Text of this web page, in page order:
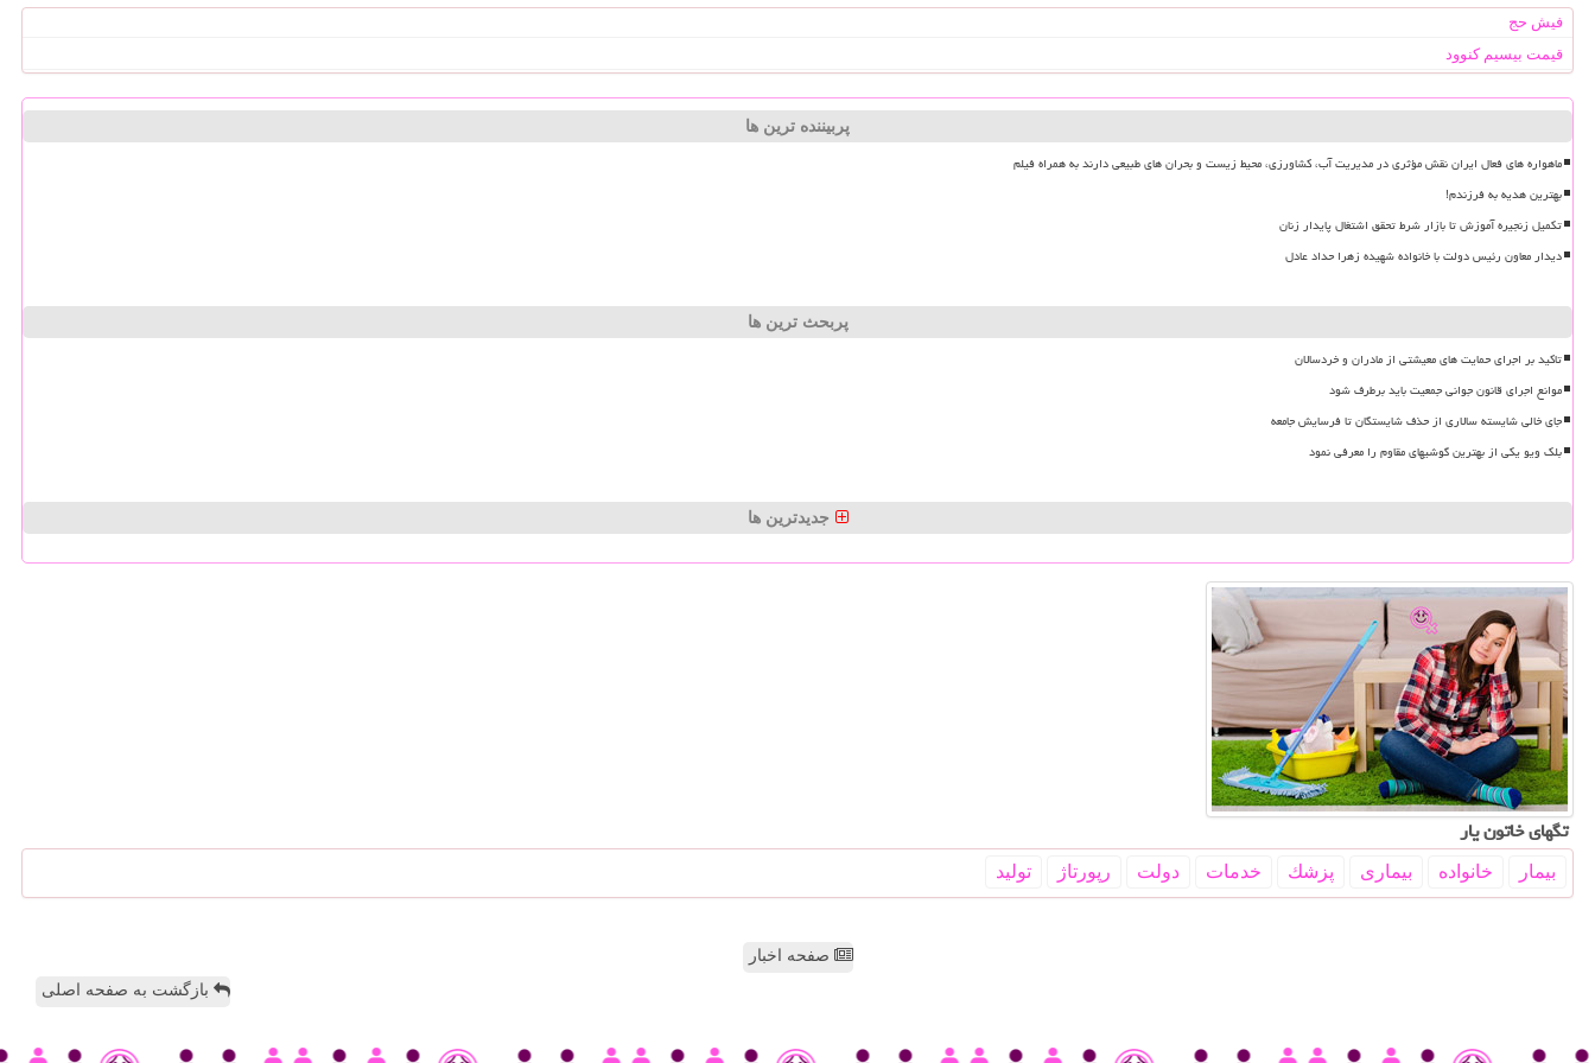
فیش حج
قیمت بیسیم کنوود
پربیننده ترین ها
ماهواره های فعال ایران نقش مؤثری در مدیریت آب، کشاورزی، محیط زیست و بحران های طبیعی دارند به همراه فیلم
بهترین هدیه به فرزندم!
تکمیل زنجیره آموزش تا بازار شرط تحقق اشتغال پایدار زنان
دیدار معاون رئیس دولت با خانواده شهیده زهرا حداد عادل
پربحث ترین ها
تاکید بر اجرای حمایت های معیشتی از مادران و خردسالان
موانع اجرای قانون جوانی جمعیت باید برطرف شود
جای خالی شایسته سالاری از حذف شایستگان تا فرسایش جامعه
بلک ویو یکی از بهترین گوشیهای مقاوم را معرفی نمود
جدیدترین ها
تگهای خاتون یار
بیمار خانواده بیماری پزشك خدمات دولت رپورتاژ تولید
صفحه اخبار
بازگشت به صفحه اصلی